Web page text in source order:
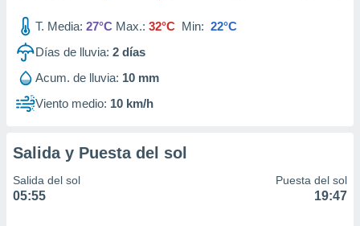
T. Media: 27°C Max.: 32°C Min: 22°C
Días de lluvia: 2 días
Acum. de lluvia: 10 mm
Viento medio: 10 km/h
Salida y Puesta del sol
Salida del sol
05:55
Puesta del sol
19:47